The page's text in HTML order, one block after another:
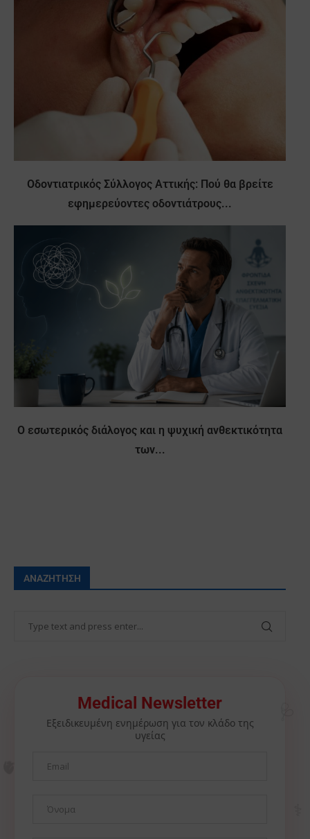
Οδοντιατρικός Σύλλογος Αττικής: Πού θα βρείτε
εφημερεύοντες οδοντιάτρους...
Ο εσωτερικός διάλογος και η ψυχική ανθεκτικότητα
των...
ΑΝΑΖΉΤΗΣΗ
Medical Newsletter
Εξειδικευμένη ενημέρωση για τον κλάδο της
υγείας